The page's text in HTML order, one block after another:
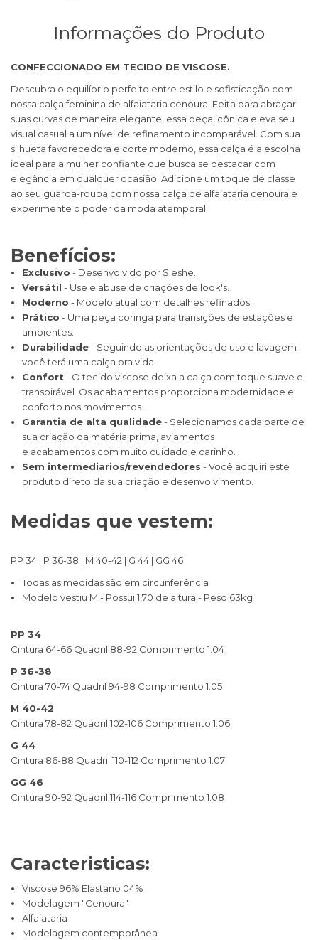
Informações do Produto
CONFECCIONADO EM TECIDO DE VISCOSE.
Descubra o equilíbrio perfeito entre estilo e sofisticação com
nossa calça feminina de alfaiataria cenoura. Feita para abraçar
suas curvas de maneira elegante, essa peça icônica eleva seu
visual casual a um nível de refinamento incomparável. Com sua
silhueta favorecedora e corte moderno, essa calça é a escolha
ideal para a mulher confiante que busca se destacar com
elegância em qualquer ocasião. Adicione um toque de classe
ao seu guarda-roupa com nossa calça de alfaiataria cenoura e
experimente o poder da moda atemporal.
Benefícios:
Exclusivo - Desenvolvido por Sleshe.
Versátil - Use e abuse de criações de look's.
Moderno - Modelo atual com detalhes refinados.
Prático - Uma peça coringa para transições de estações e
ambientes.
Durabilidade- Seguindo as orientações de uso e lavagem
você terá uma calça pra vida.
Confort- O tecido viscose deixa a calça com toque suave e
transpirável. Os acabamentos proporciona modernidade e
conforto nos movimentos.
Garantia de alta qualidade- Selecionamos cada parte de
sua criação da matéria prima, aviamentos
e acabamentos com muito cuidado e carinho.
Sem intermediarios/revendedores - Você adquiri este
produto direto da sua criação e desenvolvimento.
Medidas que vestem:
PP 34 | P 36-38 | M 40-42 | G 44 | GG 46
Todas as medidas são em circunferência
Modelo vestiu M - Possui 1,70 de altura - Peso 63kg
PP 34
Cintura 64-66 Quadril 88-92 Comprimento 1.04
P 36-38
Cintura 70-74 Quadril 94-98 Comprimento 1.05
M 40-42
Cintura 78-82 Quadril 102-106 Comprimento 1.06
G 44
Cintura 86-88 Quadril 110-112 Comprimento 1.07
GG 46
Cintura 90-92 Quadril 114-116 Comprimento 1.08
Caracteristicas:
Viscose 96% Elastano 04%
Modelagem "Cenoura"
Alfaiataria
Modelagem contemporânea​